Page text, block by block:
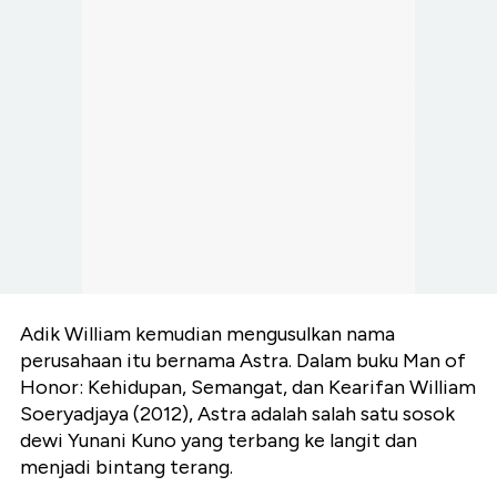
Adik William kemudian mengusulkan nama
perusahaan itu bernama Astra. Dalam buku Man of
Honor: Kehidupan, Semangat, dan Kearifan William
Soeryadjaya (2012), Astra adalah salah satu sosok
dewi Yunani Kuno yang terbang ke langit dan
menjadi bintang terang.